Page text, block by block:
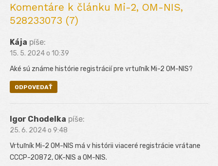
Komentáre k článku Mi-2, OM-NIS,
528233073 (7)
Kája píše:
15. 5. 2024 o 10:39
Aké sú známe histórie registrácií pre vrtuľník Mi-2 OM-NIS?
ODPOVEDAŤ
Igor Chodelka píše:
25. 6. 2024 o 9:48
Vrtuľník Mi-2 OM-NIS má v histórii viaceré registrácie vrátane
CCCP-20872, OK-NIS a OM-NIS.